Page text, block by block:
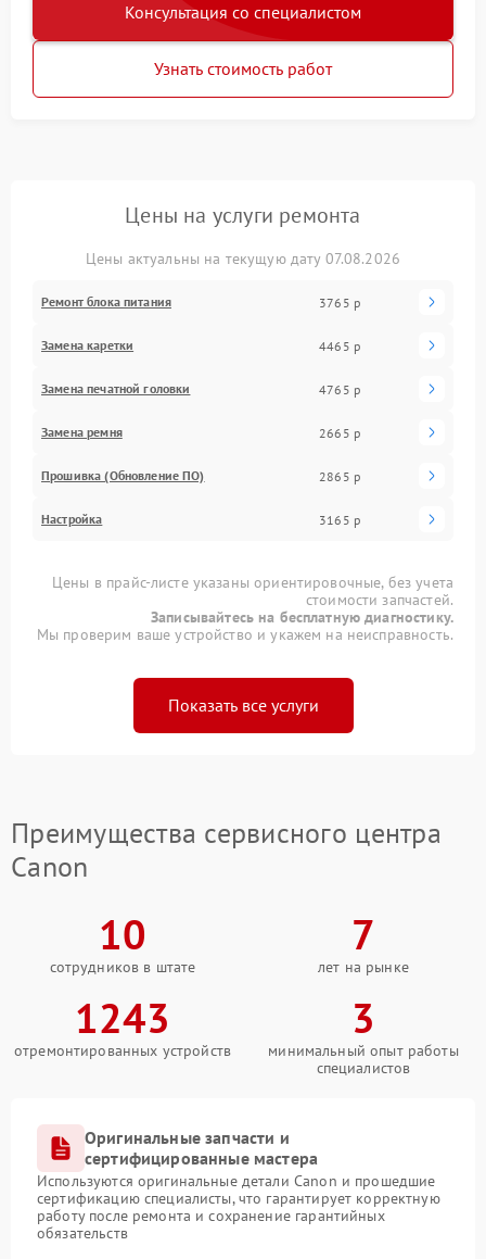
Консультация со специалистом
Узнать стоимость работ
Цены на услуги ремонта
Цены актуальны на текущую дату 07.08.2026
Ремонт блока питания 3765 р
Замена каретки 4465 р
Замена печатной головки 4765 р
Замена ремня 2665 р
Прошивка (Обновление ПО) 2865 р
Настройка 3165 р
Цены в прайс-листе указаны ориентировочные, без учета
стоимости запчастей.
Записывайтесь на бесплатную диагностику.
Мы проверим ваше устройство и укажем на неисправность.
Показать все услуги
Преимущества сервисного центра
Canon
10
сотрудников в штате
7
лет на рынке
1243
отремонтированных устройств
3
минимальный опыт работы
специалистов
Оригинальные запчасти и
сертифицированные мастера
Используются оригинальные детали Canon и прошедшие
сертификацию специалисты, что гарантирует корректную
работу после ремонта и сохранение гарантийных
обязательств